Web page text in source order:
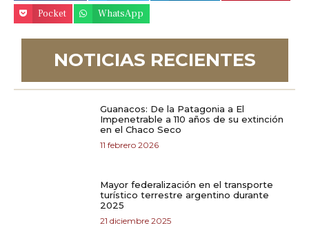
Pocket
WhatsApp
NOTICIAS RECIENTES
Guanacos: De la Patagonia a El
Impenetrable a 110 años de su extinción
en el Chaco Seco
11 febrero 2026
Mayor federalización en el transporte
turístico terrestre argentino durante
2025
21 diciembre 2025